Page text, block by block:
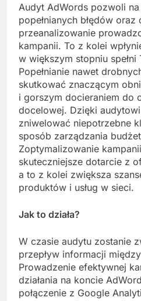
Audyt AdWords pozwoli
popełnianych błędów oraz
przeanalizowanie
kampanii. To z kolei
w większym stopniu spełni
Popełnianie nawet
skutkować znaczącym
i gorszym docieraniem do
docelowej. Dzięki
zniwelować niepotrzebne
sposób zarządzania
Zoptymalizowanie
skuteczniejsze dotarcie z
a to z kolei zwiększa
produktów i usług w sieci.
Jak to działa?
W czasie audytu zostanie
przepływ informacji
Prowadzenie efektywnej
działania na koncie
połączenie z Google